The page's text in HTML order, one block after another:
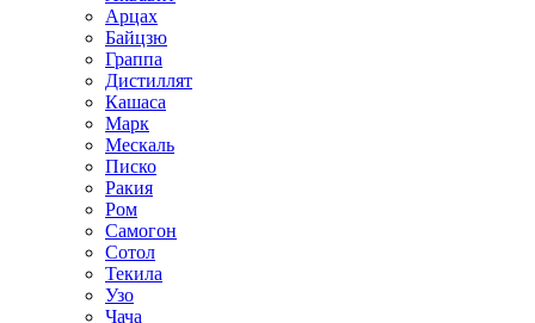
Арцах
Байцзю
Граппа
Дистиллят
Кашаса
Марк
Мескаль
Писко
Ракия
Ром
Самогон
Сотол
Текила
Узо
Чача